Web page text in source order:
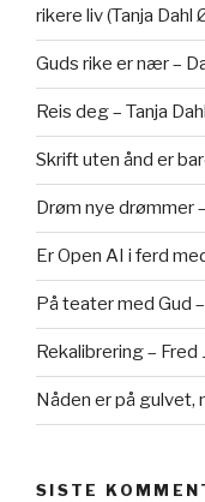
rikere liv (Tanja Dahl
Guds rike er nær –
Reis deg – Tanja
Skrift uten ånd er
Drøm nye drømmer
Er Open AI i ferd
På teater med Gud
Rekalibrering – Fred
Nåden er på gulvet,
SISTE